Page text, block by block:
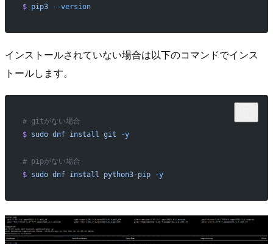
$ pip3 --version
インストールされていない場合は以下のコマンドでインス
トールします。
# gitがない場合
$ sudo dnf install git -y
# pipがない場合
$ sudo dnf install python3-pip -y